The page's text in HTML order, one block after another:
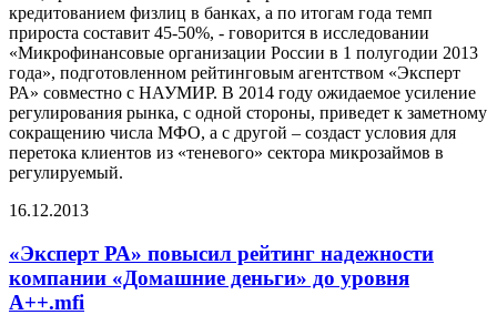
кредитованием физлиц в банках, а по итогам года темп
прироста составит 45-50%, - говорится в исследовании
«Микрофинансовые организации России в 1 полугодии 2013
года», подготовленном рейтинговым агентством «Эксперт
РА» совместно с НАУМИР. В 2014 году ожидаемое усиление
регулирования рынка, с одной стороны, приведет к заметному
сокращению числа МФО, а с другой – создаст условия для
перетока клиентов из «теневого» сектора микрозаймов в
регулируемый.
16.12.2013
«Эксперт РА» повысил рейтинг надежности
компании «Домашние деньги» до уровня
A++.mfi